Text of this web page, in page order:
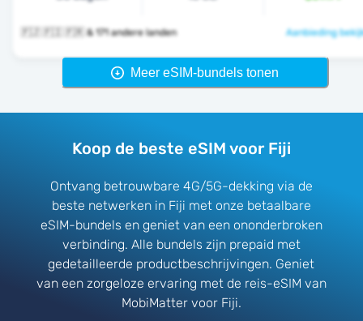
🇫🇯 🇫🇮 🇫🇷 & 171 andere landen Aanbieding
Meer eSIM-bundels tonen
Koop de beste eSIM voor Fiji
Ontvang betrouwbare 4G/5G-dekking via de
beste netwerken in Fiji met onze betaalbare
eSIM-bundels en geniet van een ononderbroken
verbinding. Alle bundels zijn prepaid met
gedetailleerde productbeschrijvingen. Geniet
van een zorgeloze ervaring met de reis-eSIM van
MobiMatter voor Fiji.